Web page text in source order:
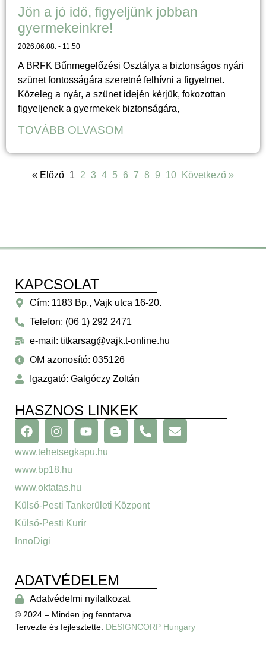
Jön a jó idő, figyeljünk jobban
gyermekeinkre!
2026.06.08. 11:50
A BRFK Bűnmegelőzési Osztálya a biztonságos nyári
szünet fontosságára szeretné felhívni a figyelmet.
Közeleg a nyár, a szünet idején kérjük, fokozottan
figyeljenek a gyermekek biztonságára,
TOVÁBB OLVASOM
« Előző 1 2 3 4 5 6 7 8 9 10 Következő »
KAPCSOLAT
Cím: 1183 Bp., Vajk utca 16-20.
Telefon: (06 1) 292 2471
e-mail: titkarsag@vajk.t-online.hu
OM azonosító: 035126
Igazgató: Galgóczy Zoltán
HASZNOS LINKEK
www.tehetsegkapu.hu
www.bp18.hu
www.oktatas.hu
Külső-Pesti Tankerületi Központ
Külső-Pesti Kurír
InnoDigi
ADATVÉDELEM
Adatvédelmi nyilatkozat
© 2024 – Minden jog fenntarva.
Tervezte és fejlesztette: DESIGNCORP Hungary